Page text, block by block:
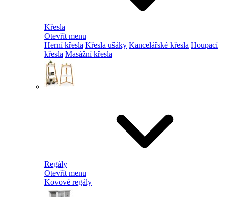
Křesla
Otevřít menu
Herní křesla Křesla ušáky Kancelářské křesla Houpací
křesla Masážní křesla
Regály
Otevřít menu
Kovové regály